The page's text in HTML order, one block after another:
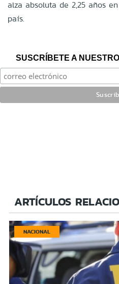
alza absoluta de 2,25 años
país.
SUSCRÍBETE A
ARTÍCULOS
NACIONAL